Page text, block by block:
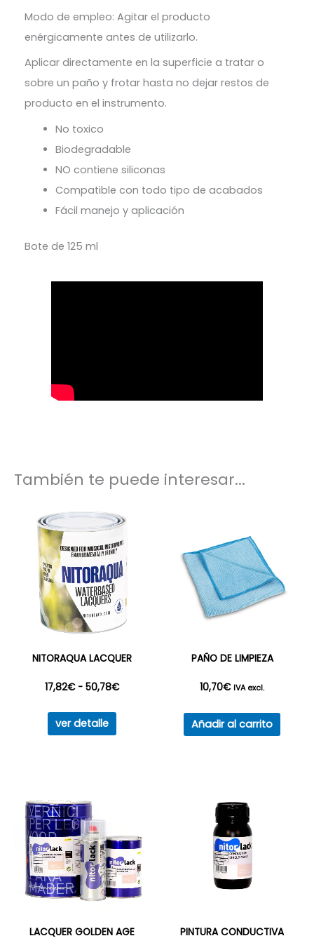
Modo de empleo: Agitar el producto
enérgicamente antes de utilizarlo.
Aplicar directamente en la superficie a tratar o
sobre un paño y frotar hasta no dejar restos de
producto en el instrumento.
No toxico
Biodegradable
NO contiene siliconas
Compatible con todo tipo de acabados
Fácil manejo y aplicación
Bote de 125 ml
También te puede interesar...
NITORAQUA LACQUER
17,82€ - 50,78€Rango
hasta
50,78€
ver detalle
Este
producto
se
pueden
elegir
PAÑO DE LIMPIEZA
10,70€ IVA excl.
Añadir al carrito
LACQUER GOLDEN AGE PINTURA CONDUCTIVA